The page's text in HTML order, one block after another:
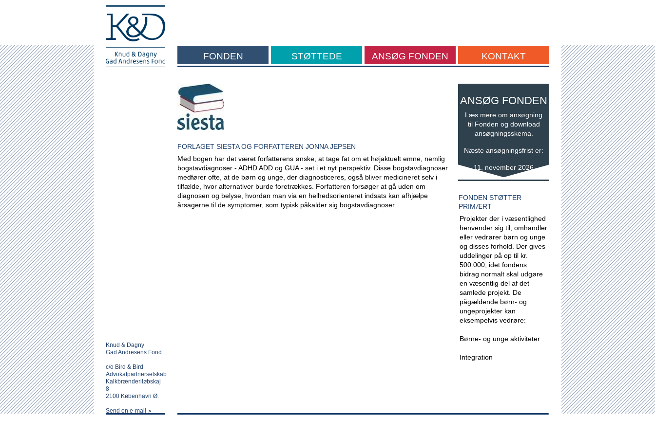
FONDEN STØTTEDE ANSØG FONDEN KONTAKT
FORLAGET SIESTA OG FORFATTEREN JONNA JEPSEN
Med bogen har det været forfatterens ønske, at tage fat om et højaktuelt emne, nemlig
bogstavdiagnoser - ADHD ADD og GUA - set i et nyt perspektiv. Disse bogstavdiagnoser
medfører ofte, at de børn og unge, der diagnosticeres, også bliver medicineret selv i
tilfælde, hvor alternativer burde foretrækkes. Forfatteren forsøger at gå uden om
diagnosen og belyse, hvordan man via en helhedsorienteret indsats kan afhjælpe
årsagerne til de symptomer, som typisk påkalder sig bogstavdiagnoser.
ANSØG FONDEN
Læs mere om ansøgning
til Fonden og download
ansøgningsskema.
Næste ansøgningsfrist er:
11. november 2026
FONDEN STØTTER
PRIMÆRT
Projekter der i væsentlighed
henvender sig til, omhandler
eller vedrører børn og unge
og disses forhold. Der gives
uddelinger på op til kr.
500.000, idet fondens
bidrag normalt skal udgøre
en væsentlig del af det
samlede projekt. De
pågældende børn- og
ungeprojekter kan
eksempelvis vedrøre:
Børne- og unge aktiviteter
Integration
Knud & Dagny
Gad Andresens Fond
c/o Bird & Bird
Advokatpartnerselskab
Kalkbrænderiløbskaj
8
2100 København Ø.
Send en e-mail